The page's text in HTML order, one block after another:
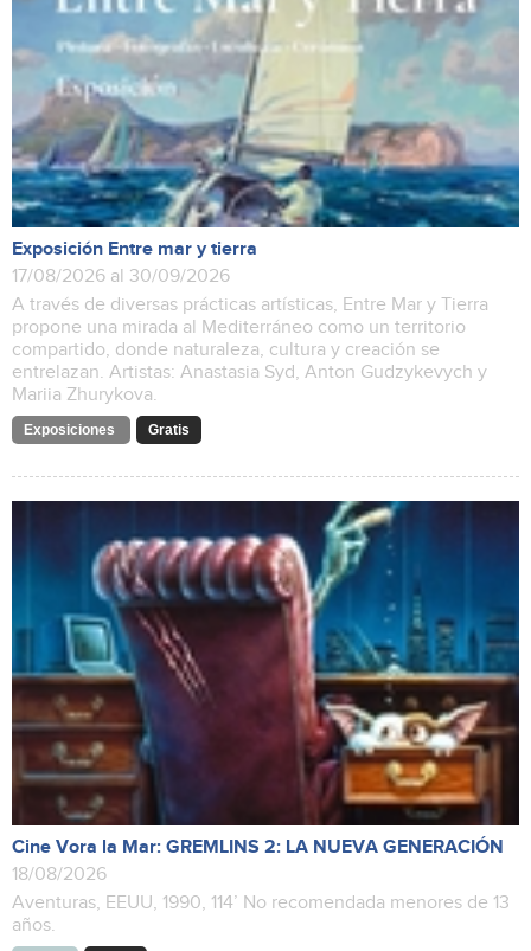
Exposición Entre mar y tierra
17/08/2026 al 30/09/2026
A través de diversas prácticas artísticas, Entre Mar y Tierra
propone una mirada al Mediterráneo como un territorio
compartido, donde naturaleza, cultura y creación se
entrelazan. Artistas: Anastasia Syd, Anton Gudzykevych y
Mariia Zhurykova.
Exposiciones Gratis
Cine Vora la Mar: GREMLINS 2: LA NUEVA GENERACIÓN
18/08/2026
Aventuras, EEUU, 1990, 114’ No recomendada menores de 13
años.